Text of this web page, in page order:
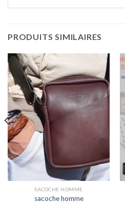
PRODUITS SIMILAIRES
SACOCHE HOMME
sacoche homme